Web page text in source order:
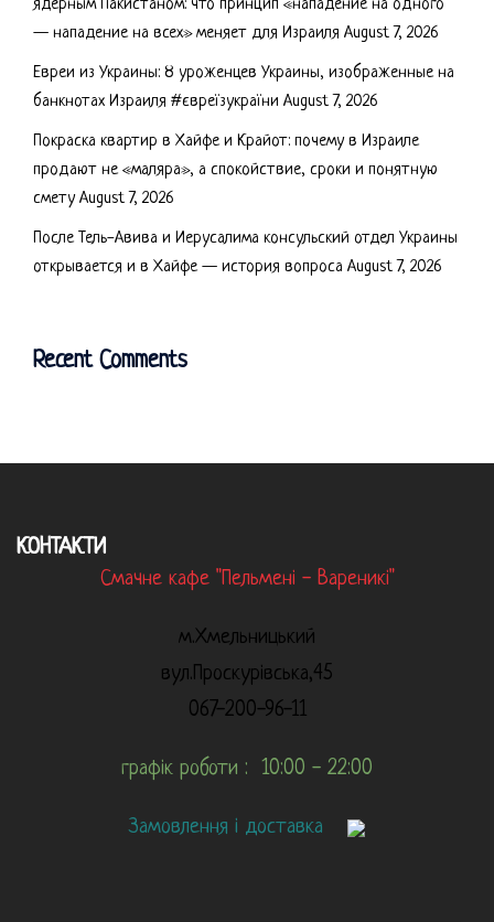
ядерным Пакистаном: что принцип «нападение на одного
— нападение на всех» меняет для Израиля August 7, 2026
Евреи из Украины: 8 уроженцев Украины, изображенные на
банкнотах Израиля #євреїзукраїни August 7, 2026
Покраска квартир в Хайфе и Крайот: почему в Израиле
продают не «маляра», а спокойствие, сроки и понятную
смету August 7, 2026
После Тель-Авива и Иерусалима консульский отдел Украины
открывается и в Хайфе — история вопроса August 7, 2026
Recent Comments
КОНТАКТИ
Смачне кафе "Пельмені - Вареникі"
м.Хмельницький
вул.Проскурівська,45
067-200-96-11
графік роботи : 10:00 - 22:00
Замовлення і доставка